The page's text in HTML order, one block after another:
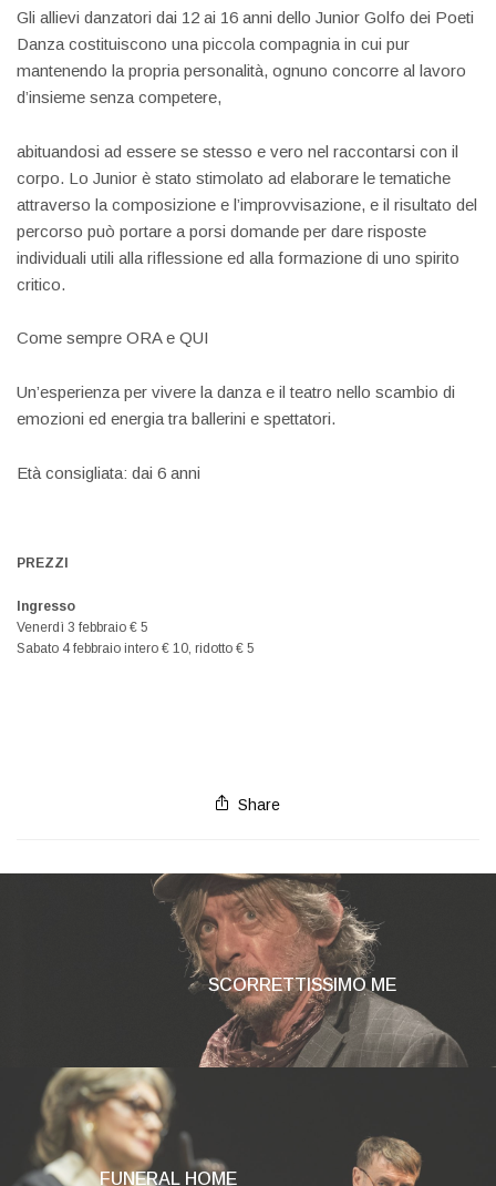
Gli allievi danzatori dai 12 ai 16 anni dello Junior Golfo dei Poeti
Danza costituiscono una piccola compagnia in cui pur
mantenendo la propria personalità, ognuno concorre al lavoro
d’insieme senza competere,
abituandosi ad essere se stesso e vero nel raccontarsi con il
corpo. Lo Junior è stato stimolato ad elaborare le tematiche
attraverso la composizione e l’improvvisazione, e il risultato del
percorso può portare a porsi domande per dare risposte
individuali utili alla riflessione ed alla formazione di uno spirito
critico.
Come sempre ORA e QUI
Un’esperienza per vivere la danza e il teatro nello scambio di
emozioni ed energia tra ballerini e spettatori.
Età consigliata: dai 6 anni
PREZZI
Ingresso
Venerdì 3 febbraio € 5
Sabato 4 febbraio intero € 10, ridotto € 5
Share
SCORRETTISSIMO ME
FUNERAL HOME